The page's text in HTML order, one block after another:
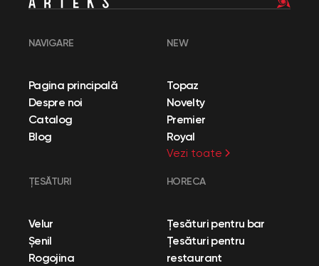
NAVIGARE
Pagina principală
Despre noi
Catalog
Blog
NEW
Topaz
Novelty
Premier
Royal
Vezi toate
ȚESĂTURI
Velur
Șenil
Rogojina
HORECA
Țesături pentru bar
Țesături pentru
restaurant